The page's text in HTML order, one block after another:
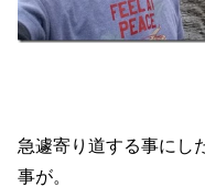
急遽寄り道する事にし
事が。